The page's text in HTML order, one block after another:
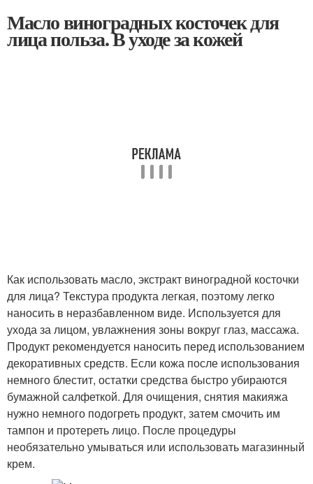
Масло виноградных косточек для
лица польза. В уходе за кожей
Как использовать масло, экстракт виноградной косточки
для лица? Текстура продукта легкая, поэтому легко
наносить в неразбавленном виде. Используется для
ухода за лицом, увлажнения зоны вокруг глаз, массажа.
Продукт рекомендуется наносить перед использованием
декоративных средств. Если кожа после использования
немного блестит, остатки средства быстро убираются
бумажной салфеткой. Для очищения, снятия макияжа
нужно немного подогреть продукт, затем смочить им
тампон и протереть лицо. После процедуры
необязательно умываться или использовать магазинный
крем.